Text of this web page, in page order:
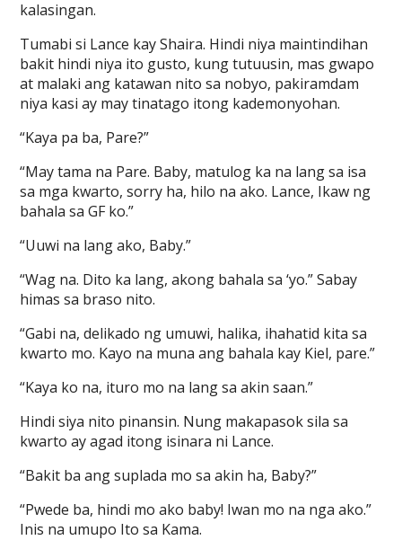
kalasingan.
Tumabi si Lance kay Shaira. Hindi niya maintindihan
bakit hindi niya ito gusto, kung tutuusin, mas gwapo
at malaki ang katawan nito sa nobyo, pakiramdam
niya kasi ay may tinatago itong kademonyohan.
“Kaya pa ba, Pare?”
“May tama na Pare. Baby, matulog ka na lang sa isa
sa mga kwarto, sorry ha, hilo na ako. Lance, Ikaw ng
bahala sa GF ko.”
“Uuwi na lang ako, Baby.”
“Wag na. Dito ka lang, akong bahala sa ‘yo.” Sabay
himas sa braso nito.
“Gabi na, delikado ng umuwi, halika, ihahatid kita sa
kwarto mo. Kayo na muna ang bahala kay Kiel, pare.”
“Kaya ko na, ituro mo na lang sa akin saan.”
Hindi siya nito pinansin. Nung makapasok sila sa
kwarto ay agad itong isinara ni Lance.
“Bakit ba ang suplada mo sa akin ha, Baby?”
“Pwede ba, hindi mo ako baby! Iwan mo na nga ako.”
Inis na umupo Ito sa Kama.